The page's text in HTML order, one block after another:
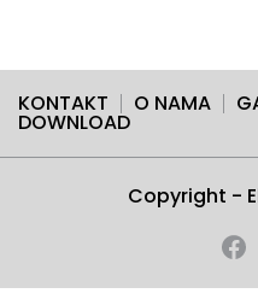
KONTAKT O NAMA
DOWNLOAD
Copyright -